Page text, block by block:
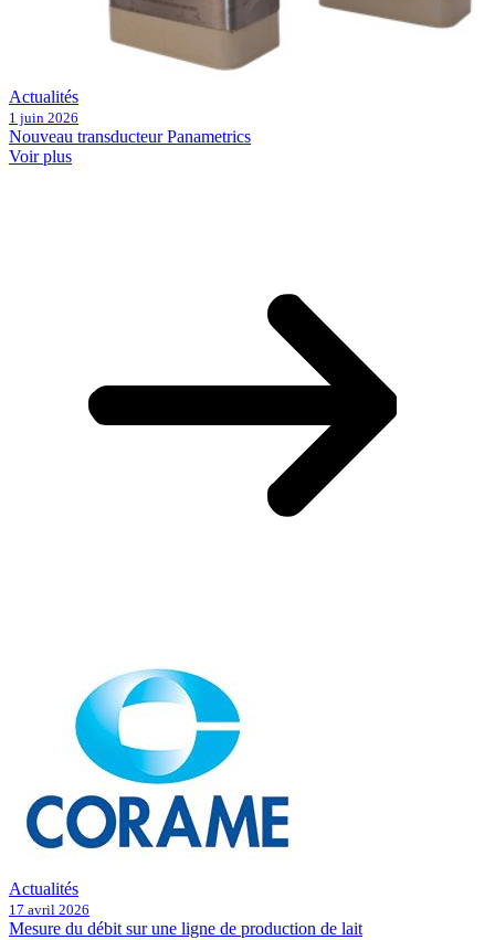
Actualités
1 juin 2026
Nouveau transducteur Panametrics
Voir plus
Actualités
17 avril 2026
Mesure du débit sur une ligne de production de lait